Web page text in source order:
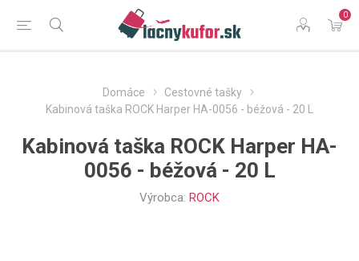
0
Domáce
Cestovné tašky
Kabinová taška ROCK Harper HA-0056 - béžová - 20 L
Kabinová taška ROCK Harper HA-
0056 - béžová - 20 L
Výrobca: ROCK